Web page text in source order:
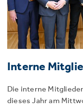
Interne
Die interne
dieses Jahr am